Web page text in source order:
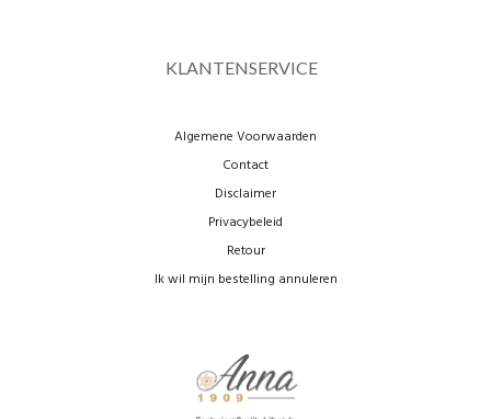
KLANTENSERVICE
Algemene Voorwaarden
Contact
Disclaimer
Privacybeleid
Retour
Ik wil mijn bestelling annuleren